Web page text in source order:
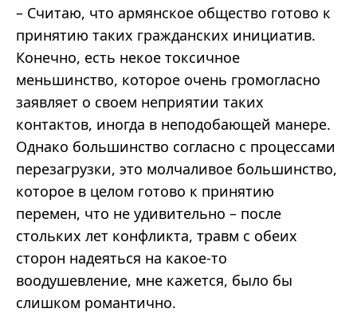
– Считаю, что армянское общество готово к
принятию таких гражданских инициатив.
Конечно, есть некое токсичное
меньшинство, которое очень громогласно
заявляет о своем неприятии таких
контактов, иногда в неподобающей манере.
Однако большинство согласно с процессами
перезагрузки, это молчаливое большинство,
которое в целом готово к принятию
перемен, что не удивительно – после
стольких лет конфликта, травм с обеих
сторон надеяться на какое-то
воодушевление, мне кажется, было бы
слишком романтично.